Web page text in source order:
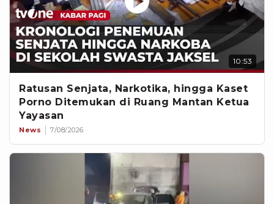
10:53
Ratusan Senjata, Narkotika, hingga Kaset
Porno Ditemukan di Ruang Mantan Ketua
Yayasan
News 7/08/2026